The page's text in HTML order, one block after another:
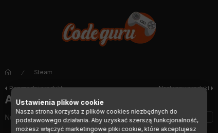
Steam
Poprzedni produkt Następny produkt
Amnesia: A Machine for Pigs
Numer artykułu:DIGI00461
Ustawienia plików cookie
Nasza strona korzysta z plików cookies niezbędnych do
podstawowego działania. Aby uzyskać szerszą funkcjonalność,
możesz włączyć marketingowe pliki cookie, które akceptujesz